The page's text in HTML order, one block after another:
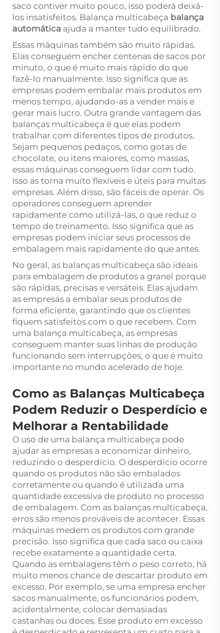
saco contiver muito pouco, isso poderá deixá-
los insatisfeitos. Balança multicabeça balança
automática ajuda a manter tudo equilibrado.
Essas máquinas também são muito rápidas.
Elas conseguem encher centenas de sacos por
minuto, o que é muito mais rápido do que
fazê-lo manualmente. Isso significa que as
empresas podem embalar mais produtos em
menos tempo, ajudando-as a vender mais e
gerar mais lucro. Outra grande vantagem das
balanças multicabeça é que elas podem
trabalhar com diferentes tipos de produtos.
Sejam pequenos pedaços, como gotas de
chocolate, ou itens maiores, como massas,
essas máquinas conseguem lidar com tudo.
Isso as torna muito flexíveis e úteis para muitas
empresas. Além disso, são fáceis de operar. Os
operadores conseguem aprender
rapidamente como utilizá-las, o que reduz o
tempo de treinamento. Isso significa que as
empresas podem iniciar seus processos de
embalagem mais rapidamente do que antes.
No geral, as balanças multicabeça são ideais
para embalagem de produtos a granel porque
são rápidas, precisas e versáteis. Elas ajudam
as empresas a embalar seus produtos de
forma eficiente, garantindo que os clientes
fiquem satisfeitos com o que recebem. Com
uma balança multicabeça, as empresas
conseguem manter suas linhas de produção
funcionando sem interrupções, o que é muito
importante no mundo acelerado de hoje.
Como as Balanças Multicabeça
Podem Reduzir o Desperdício e
Melhorar a Rentabilidade
O uso de uma balança multicabeça pode
ajudar as empresas a economizar dinheiro,
reduzindo o desperdício. O desperdício ocorre
quando os produtos não são embalados
corretamente ou quando é utilizada uma
quantidade excessiva de produto no processo
de embalagem. Com as balanças multicabeça,
erros são menos prováveis de acontecer. Essas
máquinas medem os produtos com grande
precisão. Isso significa que cada saco ou caixa
recebe exatamente a quantidade certa.
Quando as embalagens têm o peso correto, há
muito menos chance de descartar produto em
excesso. Por exemplo, se uma empresa encher
sacos manualmente, os funcionários podem,
acidentalmente, colocar demasiadas
castanhas ou doces. Esse produto em excesso